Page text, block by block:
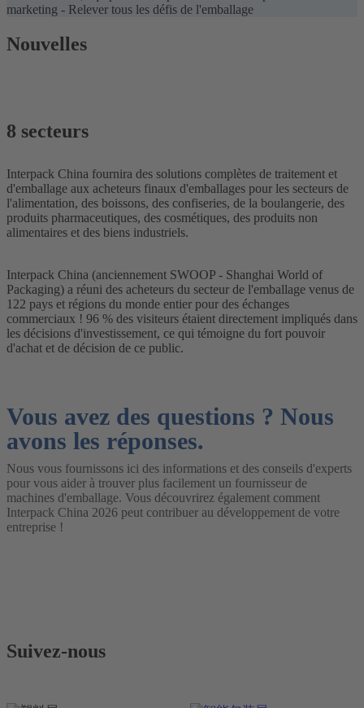
marketing - Relever tous les défis de l'emballage
Nouvelles
8 secteurs
Interpack China fournira des solutions complètes de traitement et
d'emballage aux acheteurs finaux d'emballages pour les secteurs de
l'alimentation, des boissons, des confiseries, de la boulangerie, des
produits pharmaceutiques, des cosmétiques, des produits non
alimentaires et des biens industriels.
Interpack China (anciennement SWOOP - Shanghai World of
Packaging) a réuni des acheteurs du secteur de l'emballage venus de
122 pays et régions du monde entier pour des échanges
commerciaux ! 96 % des visiteurs étaient directement impliqués dans
les décisions d'investissement, ce qui témoigne du fort pouvoir
d'achat et de décision de ce public.
Vous avez des questions ? Nous
avons les réponses.
Nous vous fournissons ici des informations et des conseils d'experts
pour vous aider à trouver plus facilement un fournisseur de
machines d'emballage. Vous découvrirez également comment
Interpack China 2026 peut contribuer au développement de votre
entreprise !
Suivez-nous